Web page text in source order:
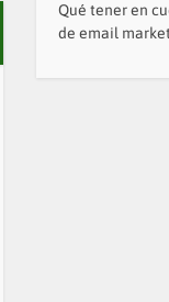
Qué tener en
de email